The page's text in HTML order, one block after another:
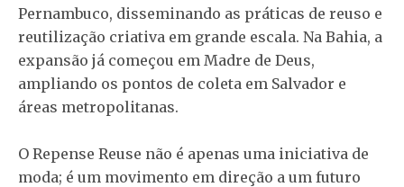
Pernambuco, disseminando as práticas de reuso e
reutilização criativa em grande escala. Na Bahia, a
expansão já começou em Madre de Deus,
ampliando os pontos de coleta em Salvador e
áreas metropolitanas.
O Repense Reuse não é apenas uma iniciativa de
moda; é um movimento em direção a um futuro